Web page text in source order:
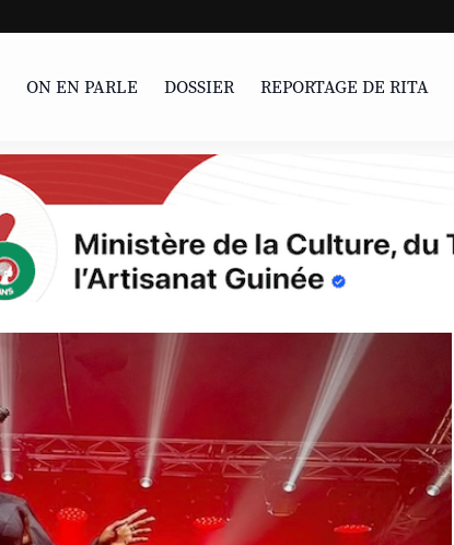
La percée
ON EN PARLE DOSSIER REPORTAGE DE RITA